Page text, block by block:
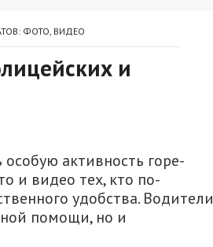
ФОТО, ВИДЕО
и
активность горе-
и видео тех, кто по-
удобства. Водители
помощи, но и